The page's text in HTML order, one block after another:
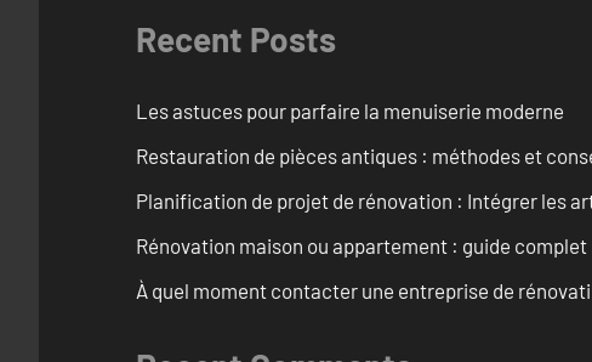
Recent Posts
Les astuces pour parfaire la menuiserie moderne
Restauration de pièces antiques : méthodes et
Planification de projet de rénovation : Intégrer les
Rénovation maison ou appartement : guide
À quel moment contacter une entreprise de